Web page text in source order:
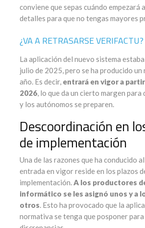
conviene que sepas cuándo empezará
detalles para que no tengas mayores
¿VA A RETRASARSE VERIFACTU?
La aplicación del nuevo sistema
julio de 2025, pero se ha producido un
año. Es decir, entrará en vigor a
2026, lo que da un cierto margen para
y los autónomos se preparen.
Descoordinación en
de implementación
Una de las razones que ha conducido
entrada en vigor reside en los plazos
implementación.A los productores
informático se les asignó unos y a
otros. Esto ha provocado que la
normativa se tenga que posponer